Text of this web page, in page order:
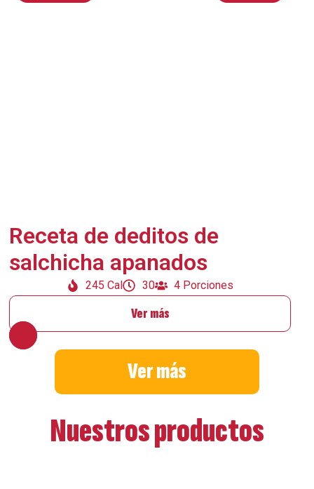
Receta de deditos de
salchicha apanados
245 Cal 30 4 Porciones
Ver más
Ver más
Nuestros productos